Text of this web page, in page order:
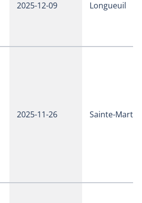
2025-12-09 Longueuil
2025-11-26 Sainte-